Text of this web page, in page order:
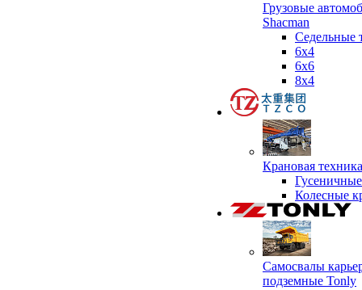
Грузовые
Shacman
Седельные
6х4
6x6
8x4
Крановая
Колесные
Самосвалы
подземные Tonly